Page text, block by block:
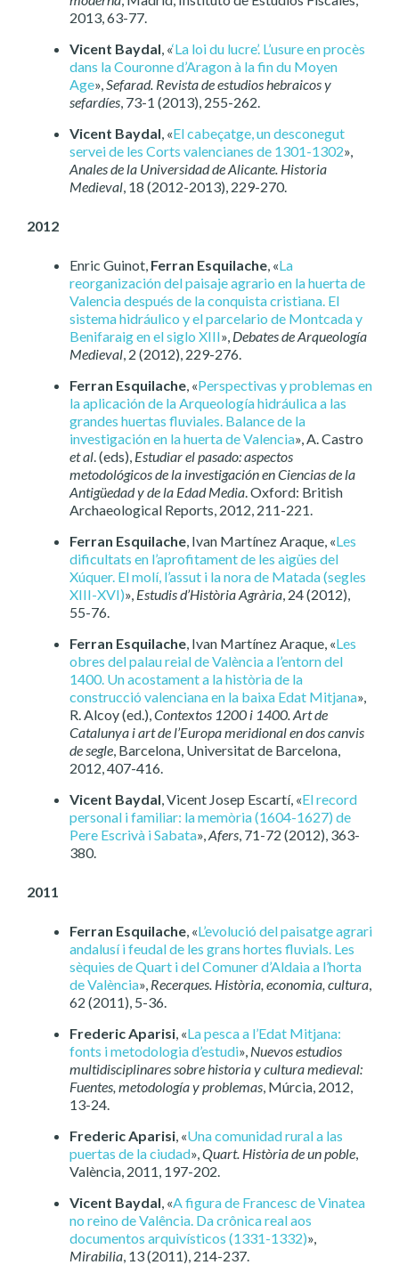
2013, 63-77.
Vicent Baydal, «‘La loi du lucre’. L’usure en procès
dans la Couronne d’Aragon à la fin du Moyen
Age»,Sefarad. Revista de estudios hebraicos y
sefardíes, 73-1 (2013), 255-262.
Vicent Baydal, «El cabeçatge, un desconegut
servei de les Corts valencianes de 1301-1302»,
Anales de la Universidad de Alicante. Historia
Medieval, 18 (2012-2013), 229-270.
2012
Enric Guinot, Ferran Esquilache, «La
reorganización del paisaje agrario en la huerta de
Valencia después de la conquista cristiana. El
sistema hidráulico y el parcelario de Montcada y
Benifaraig en el siglo XIII», Debates de Arqueología
Medieval, 2 (2012), 229-276.
Ferran Esquilache, «Perspectivas y problemas en
la aplicación de la Arqueología hidráulica a las
grandes huertas fluviales. Balance de la
investigación en la huerta de Valencia», A. Castro
et al. (eds), Estudiar el pasado: aspectos
metodológicos de la investigación en Ciencias de la
Antigüedad y de la Edad Media. Oxford: British
Archaeological Reports, 2012, 211-221.
Ferran Esquilache, Ivan Martínez Araque, «Les
dificultats en l’aprofitament de les aigües del
Xúquer. El molí, l’assut i la nora de Matada (segles
XIII-XVI)», Estudis d’Història Agrària, 24 (2012),
55-76.
Ferran Esquilache, Ivan Martínez Araque, «Les
obres del palau reial de València a l’entorn del
1400. Un acostament a la història de la
construcció valenciana en la baixa Edat Mitjana»,
R. Alcoy (ed.),Contextos 1200 i 1400. Art de
Catalunya i art de l’Europa meridional en dos canvis
de segle, Barcelona, Universitat de Barcelona,
2012, 407-416.
Vicent Baydal, Vicent Josep Escartí, «El record
personal i familiar: la memòria (1604-1627) de
Pere Escrivà i Sabata»,Afers, 71-72 (2012), 363-
380.
2011
Ferran Esquilache, «L’evolució del paisatge agrari
andalusí i feudal de les grans hortes fluvials. Les
sèquies de Quart i del Comuner d’Aldaia a l’horta
de València», Recerques. Història, economia, cultura,
62 (2011), 5-36.
Frederic Aparisi, «La pesca a l’Edat Mitjana:
fonts i metodologia d’estudi», Nuevos estudios
multidisciplinares sobre historia y cultura medieval:
Fuentes, metodología y problemas, Múrcia, 2012,
13-24.
Frederic Aparisi, «Una comunidad rural a las
puertas de la ciudad»,Quart. Història de un poble,
València, 2011, 197-202.
Vicent Baydal, «A figura de Francesc de Vinatea
no reino de Valência. Da crônica real aos
documentos arquivísticos (1331-1332)»,
Mirabilia, 13 (2011), 214-237.